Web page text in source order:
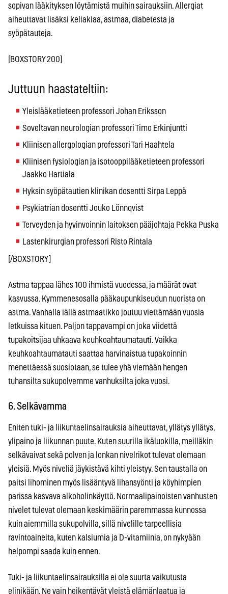
sopivan lääkityksen löytämistä muihin sairauksiin. Allergiat
aiheuttavat lisäksi keliakiaa, astmaa, diabetesta ja
syöpätauteja.
[BOXSTORY 200]
Juttuun haastateltiin:
Yleislääketieteen professori Johan Eriksson
Soveltavan neurologian professori Timo Erkinjuntti
Kliinisen allergologian professori Tari Haahtela
Kliinisen fysiologian ja isotooppilääketieteen professori
Jaakko Hartiala
Hyksin syöpätautien klinikan dosentti Sirpa Leppä
Psykiatrian dosentti Jouko Lönnqvist
Terveyden ja hyvinvoinnin laitoksen pääjohtaja Pekka Puska
Lastenkirurgian professori Risto Rintala
[/BOXSTORY]
Astma tappaa lähes 100 ihmistä vuodessa, ja määrät ovat
kasvussa. Kymmenesosalla pääkaupunkiseudun nuorista on
astma. Vanhalla iällä astmaatikko joutuu viettämään vuosia
letkuissa kituen. Paljon tappavampi on joka viidettä
tupakoitsijaa uhkaava keuhkoahtaumatauti. Vaikka
keuhkoahtaumatauti saattaa harvinaistua tupakoinnin
menettäessä suosiotaan, se tulee yhä viemään hengen
tuhansilta sukupolvemme vanhuksilta joka vuosi.
6. Selkävamma
Eniten tuki- ja liikuntaelinsairauksia aiheuttavat, yllätys yllätys,
ylipaino ja liikunnan puute. Kuten suurilla ikäluokilla, meilläkin
selkävaivat sekä polven ja lonkan nivelrikot tulevat olemaan
yleisiä. Myös niveliä jäykistävä kihti yleistyy. Sen taustalla on
paitsi lihominen myös lisääntyvä lihansyönti ja köyhimpien
parissa kasvava alkoholinkäyttö. Normaalipainoisten vanhusten
nivelet tulevat olemaan keskimäärin paremmassa kunnossa
kuin aiemmilla sukupolvilla, sillä nivelille tarpeellisia
ravintoaineita, kuten kalsiumia ja D-vitamiinia, on nykyään
helpompi saada kuin ennen.
Tuki- ja liikuntaelinsairauksilla ei ole suurta vaikutusta
elinikään. Ne vain heikentävät yleistä elämänlaatua ja